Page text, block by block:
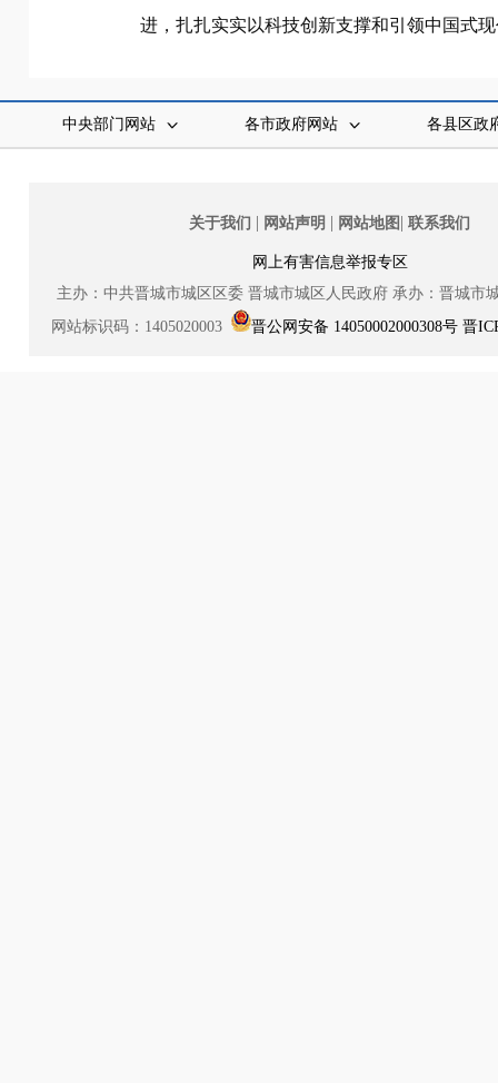
进，扎扎实实以科技创新支撑和引领中国式
中央部门网站 各市政府网站 各县区政
关于我们 | 网站声明 | 网站地图 | 联系我们
网上有害信息举报专区
主办：中共晋城市城区区委 晋城市城区人民政府 承办：晋城市
网站标识码：1405020003
晋公网安备 14050002000308号 晋